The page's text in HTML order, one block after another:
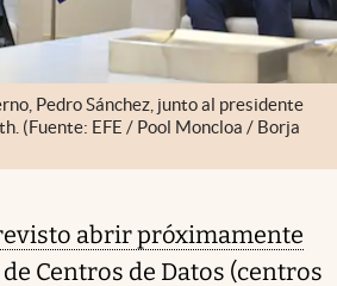
Pedro Sánchez, junto al presidente
(Fuente: EFE / Pool Moncloa / Borja
abrir próximamente
Centros de Datos (centros